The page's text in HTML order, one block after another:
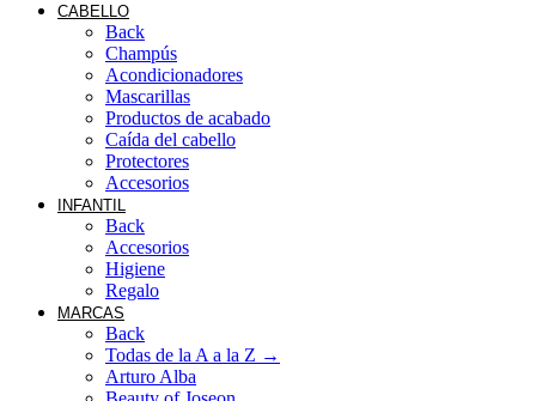
CABELLO
Back
Champús
Acondicionadores
Mascarillas
Productos de acabado
Caída del cabello
Protectores
Accesorios
INFANTIL
Back
Accesorios
Higiene
Regalo
MARCAS
Back
Todas de la A a la Z →
Arturo Alba